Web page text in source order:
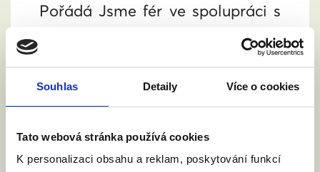
Souhlas Detaily Více o cookies
Tato webová stránka používá cookies
K personalizaci obsahu a reklam, poskytování funkcí
Pořádá Jsme fér ve spolupráci s
Masarykovou demokratickou
Událost na Facebooku
Pozor, akce má omezenou
kapacitu! Chcete-li dorazit,